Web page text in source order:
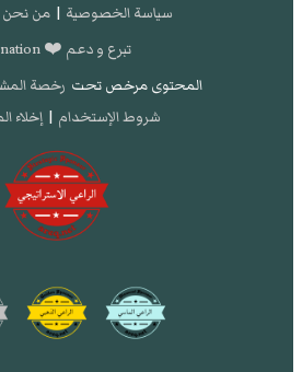
سياسة الخصوصية | من نحن
تبرع و دعم ❤️ donation
المحتوى مرخص تحت رخصة
شروط الإستخدام | إخلاء